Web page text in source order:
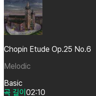
Chopin Etude Op.25 No.6
Melodic
Basic
곡 길이 02:10